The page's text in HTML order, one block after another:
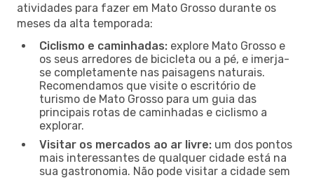
atividades para fazer em Mato Grosso durante os
meses da alta temporada:
Ciclismo e caminhadas: explore Mato Grosso e
os seus arredores de bicicleta ou a pé, e imerja-
se completamente nas paisagens naturais.
Recomendamos que visite o escritório de
turismo de Mato Grosso para um guia das
principais rotas de caminhadas e ciclismo a
explorar.
Visitar os mercados ao ar livre: um dos pontos
mais interessantes de qualquer cidade está na
sua gastronomia. Não pode visitar a cidade sem